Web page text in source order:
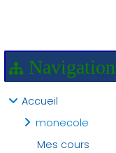
Blocs
Navigation
Accueil
monecole
Mes cours